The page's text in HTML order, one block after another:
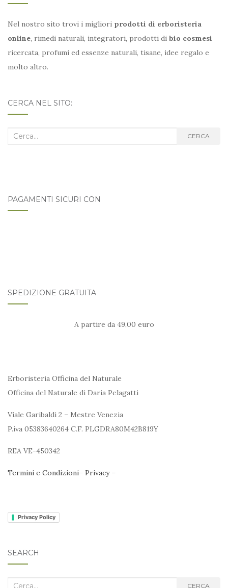
Nel nostro sito trovi i migliori prodotti di erboristeria
online, rimedi naturali, integratori, prodotti di bio cosmesi
ricercata, profumi ed essenze naturali, tisane, idee regalo e
molto altro.
CERCA NEL SITO:
Cerca
CERCA
PAGAMENTI SICURI CON
SPEDIZIONE GRATUITA
A partire da 49,00 euro
Erboristeria Officina del Naturale
Officina del Naturale di Daria Pelagatti
Viale Garibaldi 2 – Mestre Venezia
P.iva 05383640264 C.F. PLGDRA80M42B819Y
REA VE-450342
Termini e Condizioni– Privacy –
Privacy Policy
SEARCH
Cerca CERCA